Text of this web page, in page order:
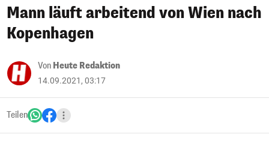
Mann läuft arbeitend von Wien nach
Kopenhagen
Von Heute Redaktion
14.09.2021, 03:17
Teilen